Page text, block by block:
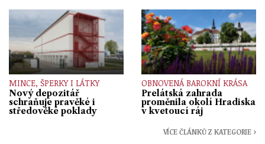
MINCE, ŠPERKY I LÁTKY
Nový depozitář
schraňuje pravěké i
středověké poklady
OBNOVENÁ BAROKNÍ KRÁSA
Prelátská zahrada
proměnila okolí Hradiska
v kvetoucí ráj
VÍCE ČLÁNKŮ Z KATEGORIE ›